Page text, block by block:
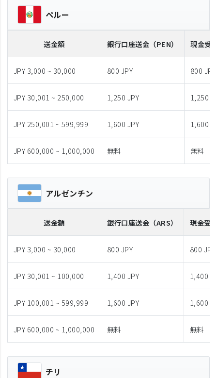
ペルー
送金額 銀行口座送金 （PEN） 現金受
JPY 3,000 ~ 30,000 800 JPY 800 JPY
JPY 30,001 ~ 250,000 1,250 JPY 1,250
JPY 250,001 ~ 599,999 1,600 JPY 1,600
JPY 600,000 ~ 1,000,000 無料 無料
アルゼンチン
送金額 銀行口座送金 （ARS） 現金受
JPY 3,000 ~ 30,000 800 JPY 800 JPY
JPY 30,001 ~ 100,000 1,400 JPY 1,400
JPY 100,001 ~ 599,999 1,600 JPY 1,600
JPY 600,000 ~ 1,000,000 無料 無料
チリ